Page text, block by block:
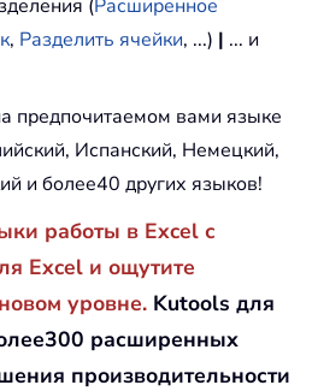
(Расширенное
, Разделить ячейки, ...) | ... и
предпочитаемом вами языке
Испанский, Немецкий,
и более40 других языков!
работы в Excel с
Excel и ощутите
уровне. Kutools для
расширенных
производительности